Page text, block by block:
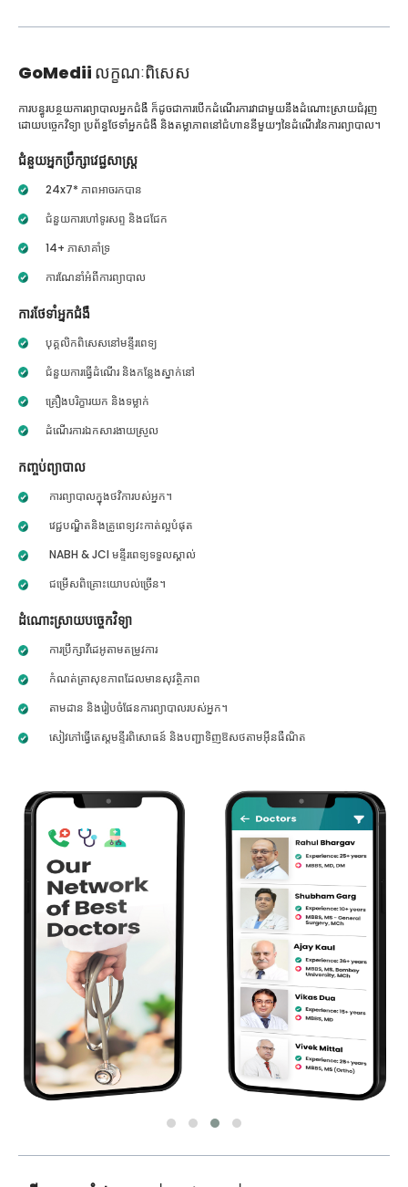
GoMedii លក្ខណៈពិសេស
ការបន្ធូរបន្ថយការព្យាបាលអ្នកជំងឺ ក៏ដូចជាការបើកដំណើរការវាជាមួយនឹងដំណោះស្រាយជំរុញ
ដោយបច្ចេកវិទ្យា ប្រព័ន្ធថែទាំអ្នកជំងឺ និងតម្លាភាពនៅជំហាននីមួយៗនៃដំណើរនៃការព្យាបាល។
ជំនួយអ្នកប្រឹក្សាវេជ្ជសាស្ត្រ
24x7* ភាពអាចរកបាន
ជំនួយការហៅទូរសព្ទ និងជជែក
14+ ភាសាគាំទ្រ
ការណែនាំអំពីការព្យាបាល
ការថែទាំអ្នកជំងឺ
បុគ្គលិកពិសេសនៅមន្ទីរពេទ្យ
ជំនួយការធ្វើដំណើរ និងកន្លែងស្នាក់នៅ
គ្រឿងបរិក្ខារយក និងទម្លាក់
ដំណើរការឯកសារងាយស្រួល
កញ្ចប់ព្យាបាល
ការព្យាបាលក្នុងថវិការបស់អ្នក។
វេជ្ជបណ្ឌិតនិងគ្រូពេទ្យវះកាត់ល្អបំផុត
NABH & JCI មន្ទីរពេទ្យទទួលស្គាល់
ជម្រើសពិគ្រោះយោបល់ច្រើន។
ដំណោះស្រាយបច្ចេកវិទ្យា
ការប្រឹក្សាវីដេអូតាមតម្រូវការ
កំណត់ត្រាសុខភាពដែលមានសុវត្ថិភាព
តាមដាន និងរៀបចំផែនការព្យាបាលរបស់អ្នក។
សៀវភៅធ្វើតេស្តមន្ទីរពិសោធន៍ និងបញ្ជាទិញឱសថតាមអ៊ីនធឺណិត